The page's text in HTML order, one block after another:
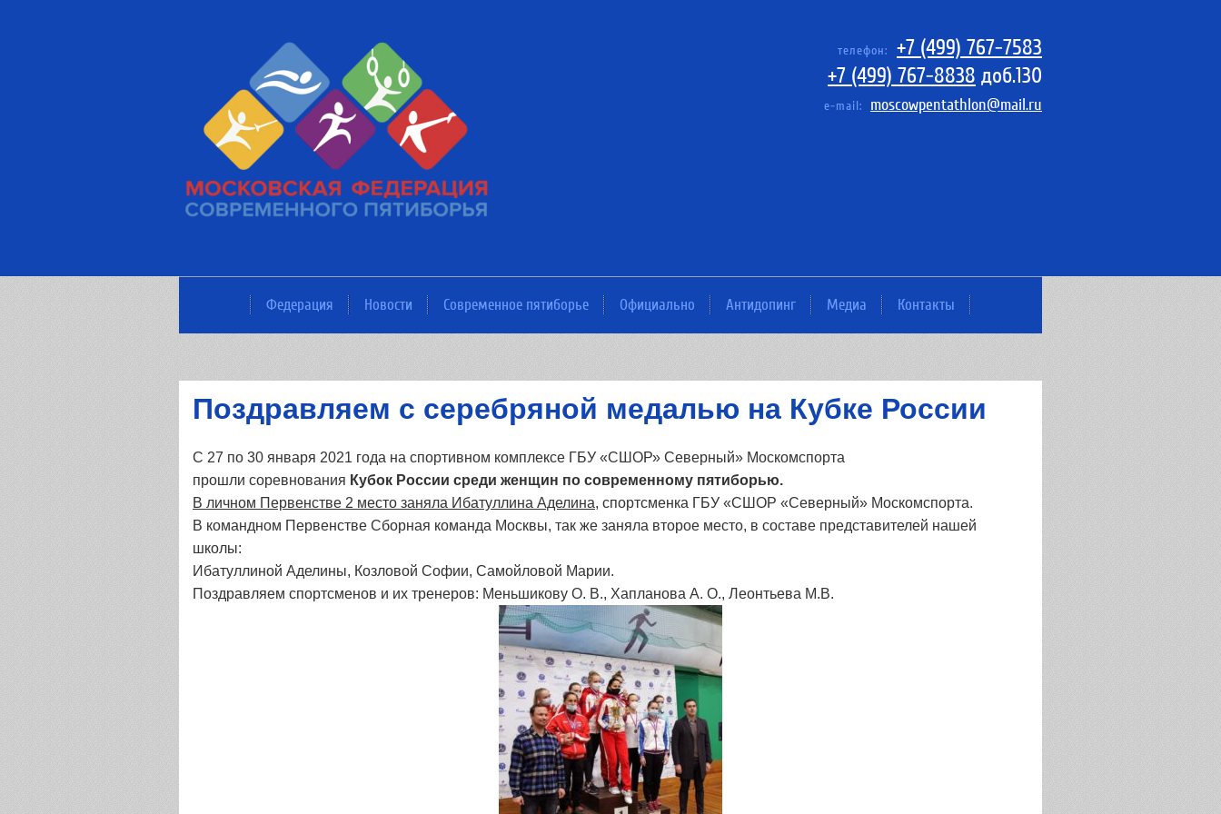
телефон:
+7 (499) 767-7583
+7 (499) 767-8838 доб.130
e-mail: moscowpentathlon@mail.ru
Федерация Новости Современное пятиборье Официально Антидопинг Медиа Контакты
Поздравляем с серебряной медалью на Кубке России
С 27 по 30 января 2021 года на спортивном комплексе ГБУ «СШОР» Северный» Москомспорта
прошли соревнования Кубок России среди женщин по современному пятиборью.
В личном Первенстве 2 место заняла Ибатуллина Аделина, спортсменка ГБУ «СШОР «Северный» Москомспорта.
В командном Первенстве Сборная команда Москвы, так же заняла второе место, в составе представителей нашей
школы:
Ибатуллиной Аделины, Козловой Софии, Самойловой Марии.
Поздравляем спортсменов и их тренеров: Меньшикову О. В., Хапланова А. О., Леонтьева М.В.